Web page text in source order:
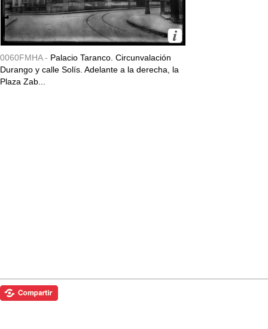
0060FMHA - Palacio Taranco. Circunvalación
Durango y calle Solís. Adelante a la derecha, la
Plaza Zab...